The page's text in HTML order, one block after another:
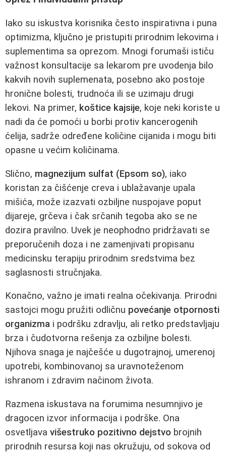
Iako su iskustva korisnika često inspirativna i puna
optimizma, ključno je pristupiti prirodnim lekovima i
suplementima sa oprezom. Mnogi forumaši ističu
važnost konsultacije sa lekarom pre uvodenja bilo
kakvih novih suplemenata, posebno ako postoje
hronične bolesti, trudnoća ili se uzimaju drugi
lekovi. Na primer, koštice kajsije, koje neki koriste u
nadi da će pomoći u borbi protiv kancerogenih
ćelija, sadrže određene količine cijanida i mogu biti
opasne u većim količinama.
Slično, magnezijum sulfat (Epsom so), iako
koristan za čišćenje creva i ublažavanje upala
mišića, može izazvati ozbiljne nuspojave poput
dijareje, grčeva i čak srčanih tegoba ako se ne
dozira pravilno. Uvek je neophodno pridržavati se
preporučenih doza i ne zamenjivati propisanu
medicinsku terapiju prirodnim sredstvima bez
saglasnosti stručnjaka.
Konačno, važno je imati realna očekivanja. Prirodni
sastojci mogu pružiti odličnu povećanje otpornosti
organizma i podršku zdravlju, ali retko predstavljaju
brza i čudotvorna rešenja za ozbiljne bolesti.
Njihova snaga je najčešće u dugotrajnoj, umerenoj
upotrebi, kombinovanoj sa uravnoteženom
ishranom i zdravim načinom života.
Razmena iskustava na forumima nesumnjivo je
dragocen izvor informacija i podrške. Ona
osvetljava višestruko pozitivno dejstvo brojnih
prirodnih resursa koji nas okružuju, od sokova od